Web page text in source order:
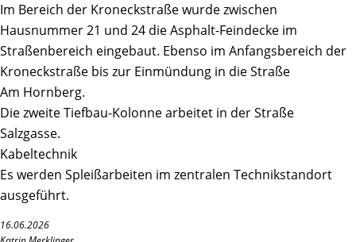
Im Bereich der Kroneckstraße wurde zwischen
Hausnummer 21 und 24 die Asphalt-Feindecke im
Straßenbereich eingebaut. Ebenso im Anfangsbereich der
Kroneckstraße bis zur Einmündung in die Straße
Am Hornberg.
Die zweite Tiefbau-Kolonne arbeitet in der Straße
Salzgasse.
Kabeltechnik
Es werden Spleißarbeiten im zentralen Technikstandort
ausgeführt.
16.06.2026